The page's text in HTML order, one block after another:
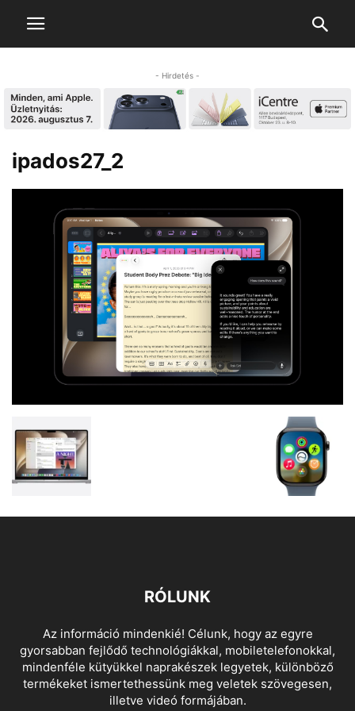
- Hirdetés -
ipados27_2
RÓLUNK
Az információ mindenkié! Célunk, hogy az egyre
gyorsabban fejlődő technológiákkal, mobiletelefonokkal,
mindenféle kütyükkel naprakészek legyetek, különböző
termékeket ismertethessünk meg veletek szövegesen,
illetve videó formájában.